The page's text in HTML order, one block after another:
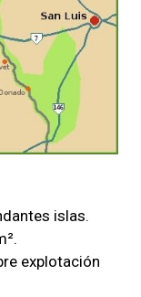
islas.
explotación